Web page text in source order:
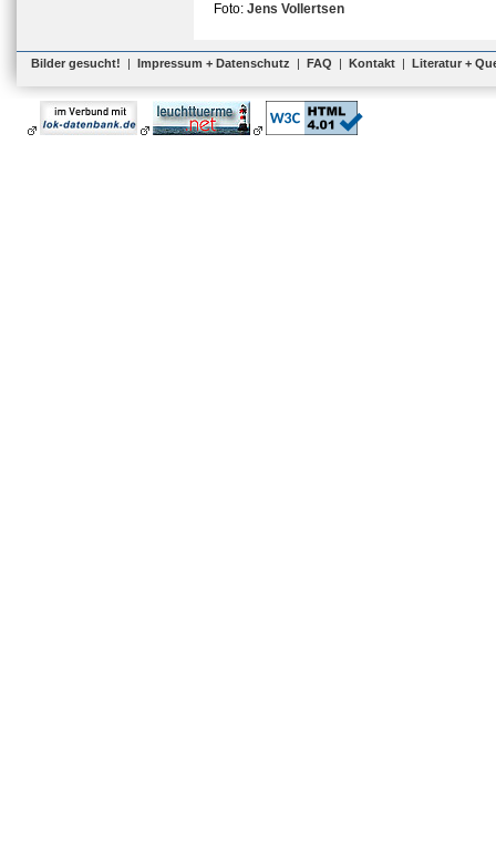
Foto: Jens Vollertsen
Bilder gesucht! | Impressum + Datenschutz | FAQ | Kontakt | Literatur +